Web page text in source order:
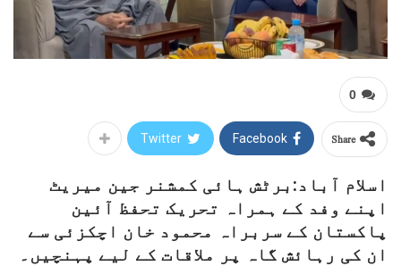
0
Share
Facebook
Twitter
اسلام آباد:برٹش ہائی کمشنر جین میریٹ
اپنے وفد کے ہمراہ تحریک تحفظ آئین
پاکستان کے سربراہ محمود خان اچکزئی سے
ان کی رہائش گاہ پر ملاقات کے لیے پہنچیں۔